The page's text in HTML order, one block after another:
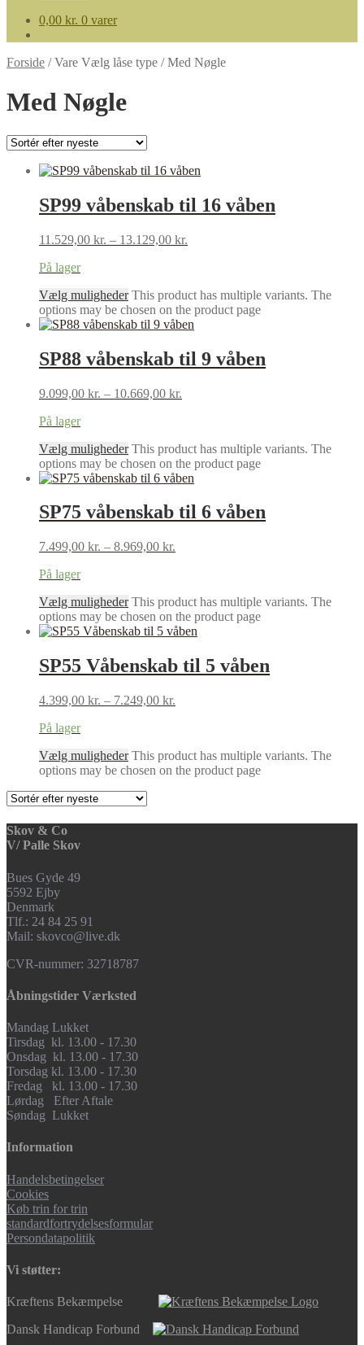
0,00 kr. 0 varer
Forside /Vare Vælg låse type /Med Nøgle
Med Nøgle
SP99 våbenskab til 16 våben
11.529,00 kr. – 13.129,00 kr.
På lager
Vælg mulighederThis product has multiple variants. The
options may be chosen on the product page
SP88 våbenskab til 9 våben
9.099,00 kr. – 10.669,00 kr.
På lager
Vælg mulighederThis product has multiple variants. The
options may be chosen on the product page
SP75 våbenskab til 6 våben
7.499,00 kr. – 8.969,00 kr.
På lager
Vælg mulighederThis product has multiple variants. The
options may be chosen on the product page
SP55 Våbenskab til 5 våben
4.399,00 kr. – 7.249,00 kr.
På lager
Vælg mulighederThis product has multiple variants. The
options may be chosen on the product page
Skov & Co
V/ Palle Skov
Bues Gyde 49
5592 Ejby
Denmark
Tlf.: 24 84 25 91
Mail: skovco@live.dk
CVR-nummer: 32718787
Åbningstider Værksted
Mandag Lukket
Tirsdag kl. 13.00 - 17.30
Onsdag kl. 13.00 - 17.30
Torsdag kl. 13.00 - 17.30
Fredag kl. 13.00 - 17.30
Lørdag Efter Aftale
Søndag Lukket
Information
Handelsbetingelser
Cookies
Køb trin for trin
standardfortrydelsesformular
Persondatapolitik
Vi støtter:
Kræftens Bekæmpelse
Dansk Handicap Forbund